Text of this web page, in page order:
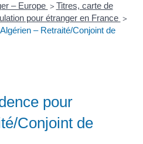
– Europe > Titres, carte de
pour étranger en France >
– Retraité/Conjoint de
pour
Conjoint de